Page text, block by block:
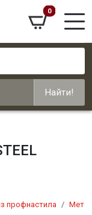
0
Найти!
профнастила